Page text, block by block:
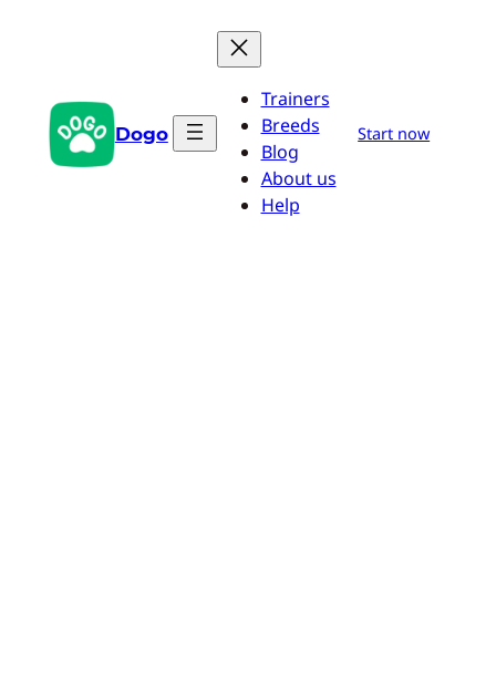
Dogo
Trainers
Breeds
Blog
About us
Help
Start now